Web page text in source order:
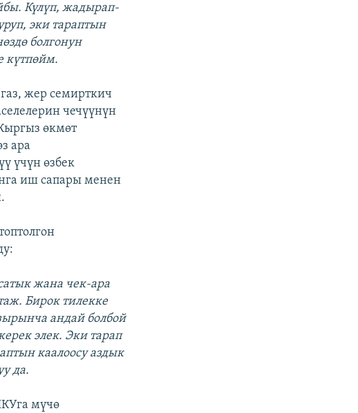
Күлүп, жадырап-
эки тараптын
болгонун
күтпөйм.
жер семирткич
чечүүнүн
өкмөт
ара
үчүн өзбек
иш сапары менен
жана чек-ара
Бирок тилекке
андай болбой
элек. Эки тарап
каалоосу аздык
да.
мүчө